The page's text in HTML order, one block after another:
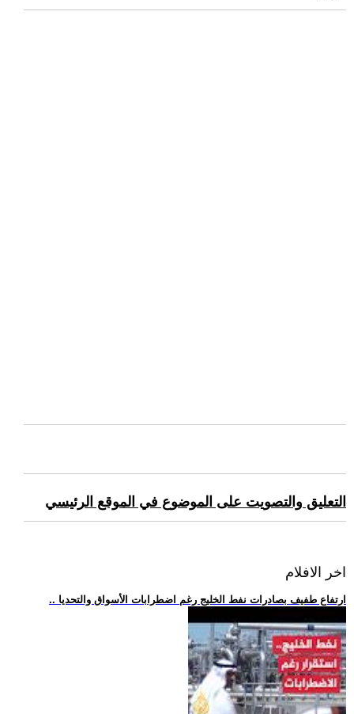
التعليق والتصويت على الموضوع في الموقع الرئيسي
اخر الافلام
.. ارتفاع طفيف بصادرات نفط الخليج رغم اضطرابات الأسواق والتحديا